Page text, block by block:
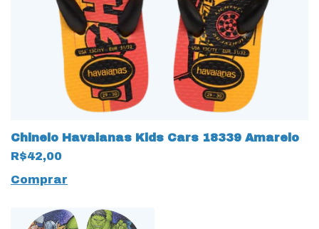
Chinelo Havaianas Kids Cars 18339 Amarelo
R$42,00
Comprar